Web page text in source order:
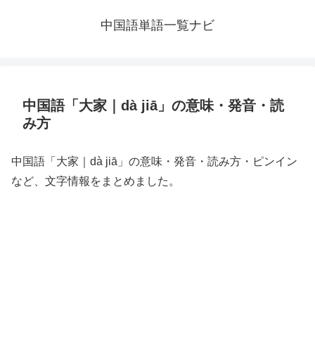
中国語単語一覧ナビ
中国語「大家｜dà jiā」の意味・発音・読
み方
中国語「大家｜dà jiā」の意味・発音・読み方・ピンイン
など、文字情報をまとめました。